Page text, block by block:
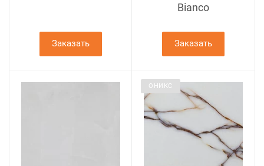
Заказать
Bianco
Заказать
ОНИКС